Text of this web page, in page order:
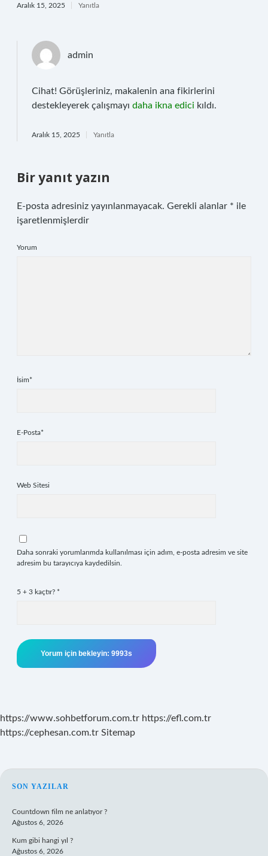
Aralık 15, 2025 Yanıtla
admin
Cihat! Görüşleriniz, makalenin ana fikirlerini
destekleyerek çalışmayı daha ikna edici kıldı.
Aralık 15, 2025 Yanıtla
Bir yanıt yazın
E-posta adresiniz yayınlanmayacak. Gerekli alanlar * ile
işaretlenmişlerdir
Yorum
İsim*
E-Posta*
Web Sitesi
Daha sonraki yorumlarımda kullanılması için adım, e-posta adresim ve site
adresim bu tarayıcıya kaydedilsin.
5 + 3 kaçtır? *
https://www.sohbetforum.com.tr https://efl.com.tr
https://cephesan.com.tr Sitemap
SIDEBAR
SON YAZILAR
Countdown film ne anlatıyor ?
Ağustos 6, 2026
Kum gibi hangi yıl ?
Ağustos 6, 2026